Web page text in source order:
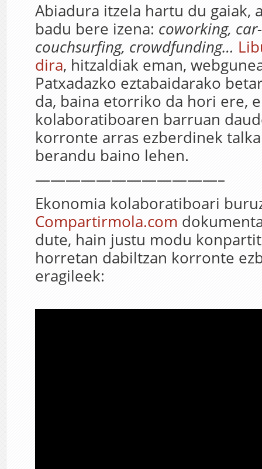
Abiadura itzela hartu du gaiak,
badu bere izena: coworking,
couchsurfing, crowdfunding…
dira, hitzaldiak eman,
Patxadazko eztabaidarako
da, baina etorriko da hori ere,
kolaboratiboaren barruan
korronte arras ezberdinek
berandu baino lehen.
————————————–
Ekonomia kolaboratiboari
Compartirmola.com
dute, hain justu modu
horretan dabiltzan korronte
eragileek: